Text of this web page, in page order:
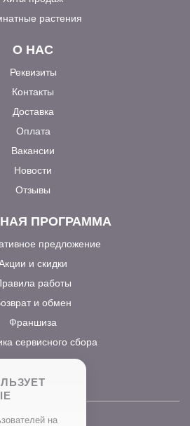
растения
О НАС
Реквизиты
Контакты
Доставка
Оплата
Вакансии
Новости
Отзывы
ПРОГРАММА
предложение
и скидки
работы
и обмен
Франшиза
сервисного сбора
на